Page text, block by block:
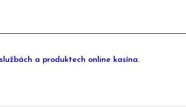
a produktech online kasína.